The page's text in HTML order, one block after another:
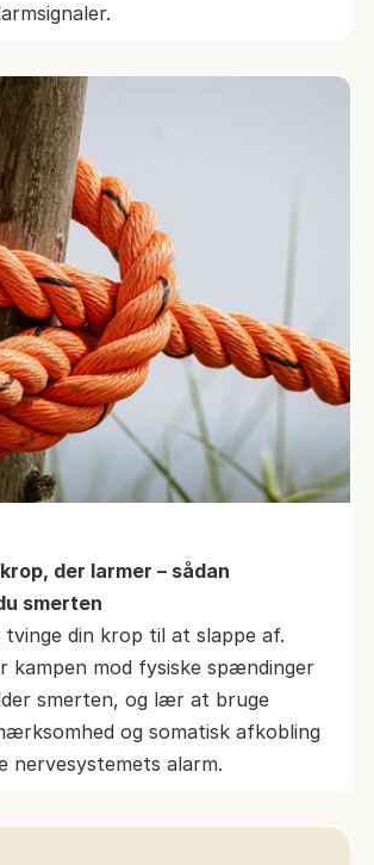
der larmer – sådan
smerten
tvinge din krop til at slappe af.
kampen mod fysiske spændinger
smerten, og lær at bruge
og somatisk afkobling
nervesystemets alarm.